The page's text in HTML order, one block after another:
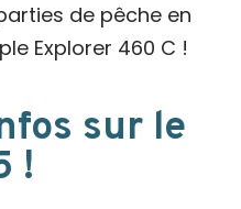
de pêche en
Explorer 460 C !
sur le
!